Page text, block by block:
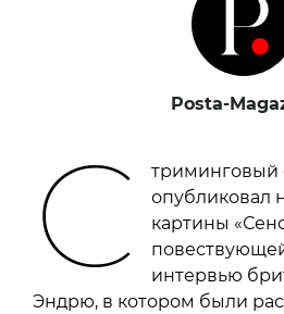
Posta-
С
триминговый
опубликовал
картины
интервью
Эндрю, в котором были